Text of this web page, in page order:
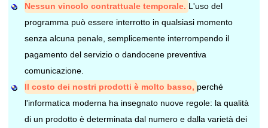
Nessun vincolo contrattuale temporale. L'uso del
programma può essere interrotto in qualsiasi momento
senza alcuna penale, semplicemente interrompendo il
pagamento del servizio o dandocene preventiva
comunicazione.
Il costo dei nostri prodotti è molto basso, perché
l'informatica moderna ha insegnato nuove regole: la qualità
di un prodotto è determinata dal numero e dalla varietà dei